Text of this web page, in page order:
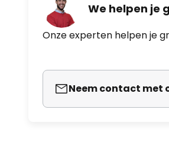
We helpen je
Onze experten helpen je
Neem contact met